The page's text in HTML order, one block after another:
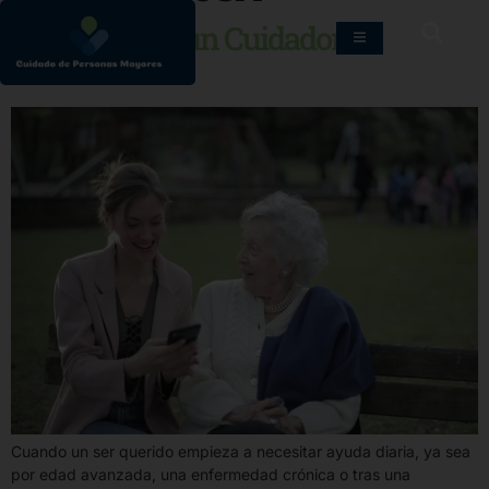
¿Cómo elegir un Cuidador
Profesional?
Cuando un ser querido empieza a necesitar ayuda diaria, ya sea
por edad avanzada, una enfermedad crónica o tras una